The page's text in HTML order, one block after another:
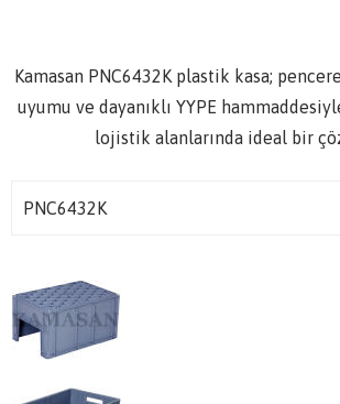
Kamasan PNC6432K plastik kasa;
uyumu ve dayanıklı YYPE
lojistik alanlarında ideal bir
PNC6432K